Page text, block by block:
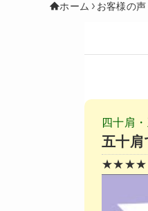
ホーム お客様の声
四十肩
五十肩